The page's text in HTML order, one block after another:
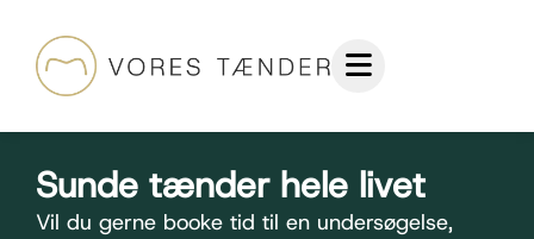
Sunde tænder hele livet
Vil du gerne booke tid til en undersøgelse,